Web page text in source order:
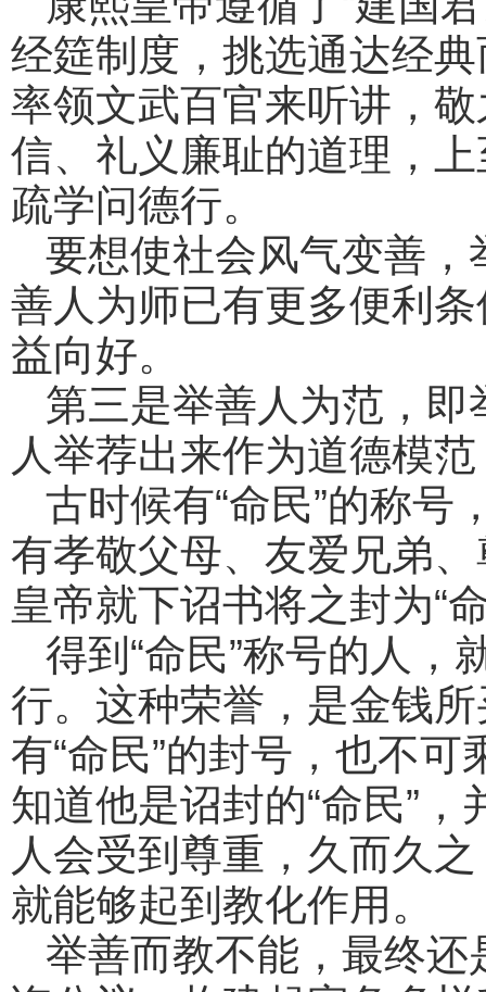
经筵制度，挑选通达经
率领文武百官来听讲，
信、礼义廉耻的道理，
疏学问德行。
要想使社会风气变善
善人为师已有更多便利
益向好。
第三是举善人为范，
人举荐出来作为道德模
古时候有“命民”的称号
有孝敬父母、友爱兄弟
皇帝就下诏书将之封为“
得到“命民”称号的人，
行。这种荣誉，是金钱
有“命民”的封号，也不
知道他是诏封的“命民”
人会受到尊重，久而久
就能够起到教化作用。
举善而教不能，最终还